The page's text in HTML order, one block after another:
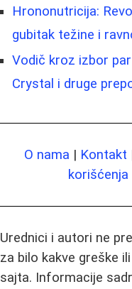
Hrononutricija:
gubitak težine i
Vodič kroz izbor
Crystal i druge
O nama | Kontakt
korišćenja
Urednici i autori ne
za bilo kakve greške
sajta. Informacije